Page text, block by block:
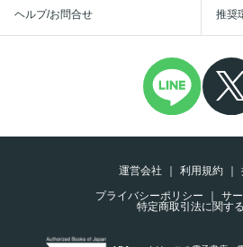
ヘルプ/お問合せ 推奨
運営会社 利用規約
プライバシーポリシー
サ
特定商取引法に関す